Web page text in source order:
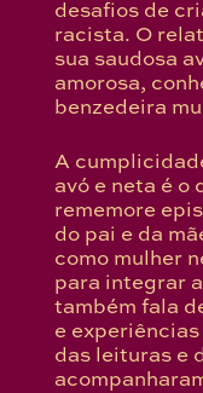
desafios de
racista. O
sua saudosa
amorosa,
benzedeira
A
avó e neta é o
rememore
do pai e da
como mulher
para integrar
também fala
e
das leituras e